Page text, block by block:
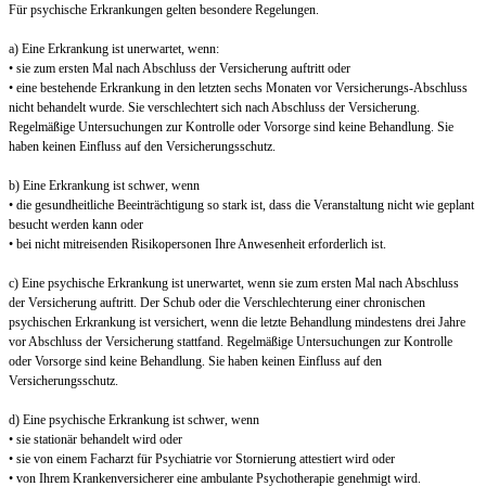
Für psychische Erkrankungen gelten besondere Regelungen.
a) Eine Erkrankung ist unerwartet, wenn:
• sie zum ersten Mal nach Abschluss der Versicherung auftritt oder
• eine bestehende Erkrankung in den letzten sechs Monaten vor Versicherungs-Abschluss
nicht behandelt wurde. Sie verschlechtert sich nach Abschluss der Versicherung.
Regelmäßige Untersuchungen zur Kontrolle oder Vorsorge sind keine Behandlung. Sie
haben keinen Einfluss auf den Versicherungsschutz.
b) Eine Erkrankung ist schwer, wenn
• die gesundheitliche Beeinträchtigung so stark ist, dass die Veranstaltung nicht wie geplant
besucht werden kann oder
• bei nicht mitreisenden Risikopersonen Ihre Anwesenheit erforderlich ist.
c) Eine psychische Erkrankung ist unerwartet, wenn sie zum ersten Mal nach Abschluss
der Versicherung auftritt. Der Schub oder die Verschlechterung einer chronischen
psychischen Erkrankung ist versichert, wenn die letzte Behandlung mindestens drei Jahre
vor Abschluss der Versicherung stattfand. Regelmäßige Untersuchungen zur Kontrolle
oder Vorsorge sind keine Behandlung. Sie haben keinen Einfluss auf den
Versicherungsschutz.
d) Eine psychische Erkrankung ist schwer, wenn
• sie stationär behandelt wird oder
• sie von einem Facharzt für Psychiatrie vor Stornierung attestiert wird oder
• von Ihrem Krankenversicherer eine ambulante Psychotherapie genehmigt wird.